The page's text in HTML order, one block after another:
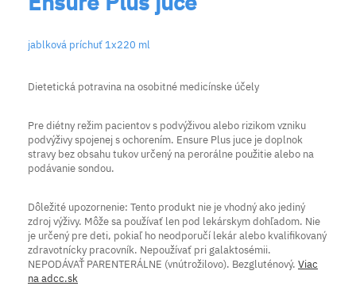
jablková príchuť 1x220 ml
Dietetická potravina na osobitné medicínske účely
Pre diétny režim pacientov s podvýživou alebo rizikom vzniku
podvýživy spojenej s ochorením. Ensure Plus juce je doplnok
stravy bez obsahu tukov určený na perorálne použitie alebo na
podávanie sondou.
Dôležité upozornenie: Tento produkt nie je vhodný ako jediný
zdroj výživy. Môže sa používať len pod lekárskym dohľadom. Nie
je určený pre deti, pokiaľ ho neodporučí lekár alebo kvalifikovaný
zdravotnícky pracovník. Nepoužívať pri galaktosémii.
NEPODÁVAŤ PARENTERÁLNE (vnútrožilovo). Bezgluténový. Viac
na adcc.sk